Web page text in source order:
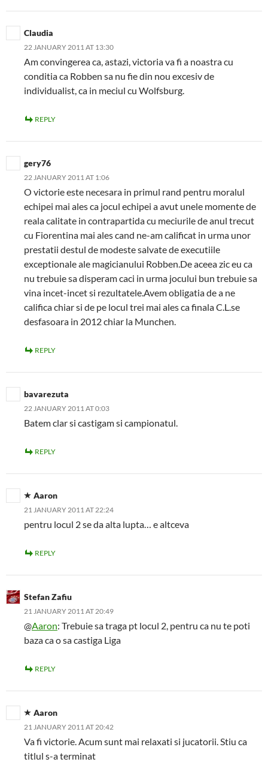
Claudia
22 JANUARY 2011 AT 13:30
Am convingerea ca, astazi, victoria va fi a noastra cu
conditia ca Robben sa nu fie din nou excesiv de
individualist, ca in meciul cu Wolfsburg.
REPLY
gery76
22 JANUARY 2011 AT 1:06
O victorie este necesara in primul rand pentru moralul
echipei mai ales ca jocul echipei a avut unele momente de
reala calitate in contrapartida cu meciurile de anul trecut
cu Fiorentina mai ales cand ne-am calificat in urma unor
prestatii destul de modeste salvate de executiile
exceptionale ale magicianului Robben.De aceea zic eu ca
nu trebuie sa disperam caci in urma jocului bun trebuie sa
vina incet-incet si rezultatele.Avem obligatia de a ne
califica chiar si de pe locul trei mai ales ca finala C.L.se
desfasoara in 2012 chiar la Munchen.
REPLY
bavarezuta
22 JANUARY 2011 AT 0:03
Batem clar si castigam si campionatul.
REPLY
Aaron
21 JANUARY 2011 AT 22:24
pentru locul 2 se da alta lupta… e altceva
REPLY
Stefan Zafiu
21 JANUARY 2011 AT 20:49
@Aaron: Trebuie sa traga pt locul 2, pentru ca nu te poti
baza ca o sa castiga Liga
REPLY
Aaron
21 JANUARY 2011 AT 20:42
Va fi victorie. Acum sunt mai relaxati si jucatorii. Stiu ca
titlul s-a terminat